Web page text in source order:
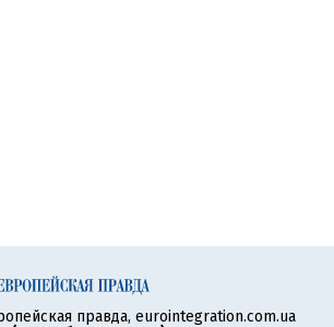
правда, eurointegration.com.ua